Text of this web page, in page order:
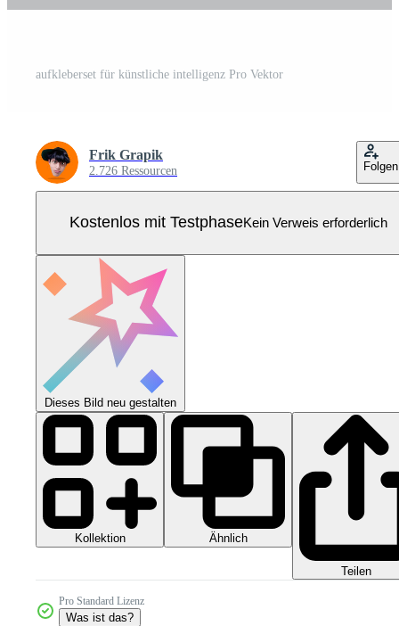
aufkleberset für künstliche intelligenz Pro Vektor
Frik Grapik
2.726 Ressourcen Folgen
Kostenlos mit TestphaseKein Verweis erforderlich
Dieses Bild neu gestalten
Kollektion Ähnlich
Teilen
Pro Standard Lizenz
Was ist das?